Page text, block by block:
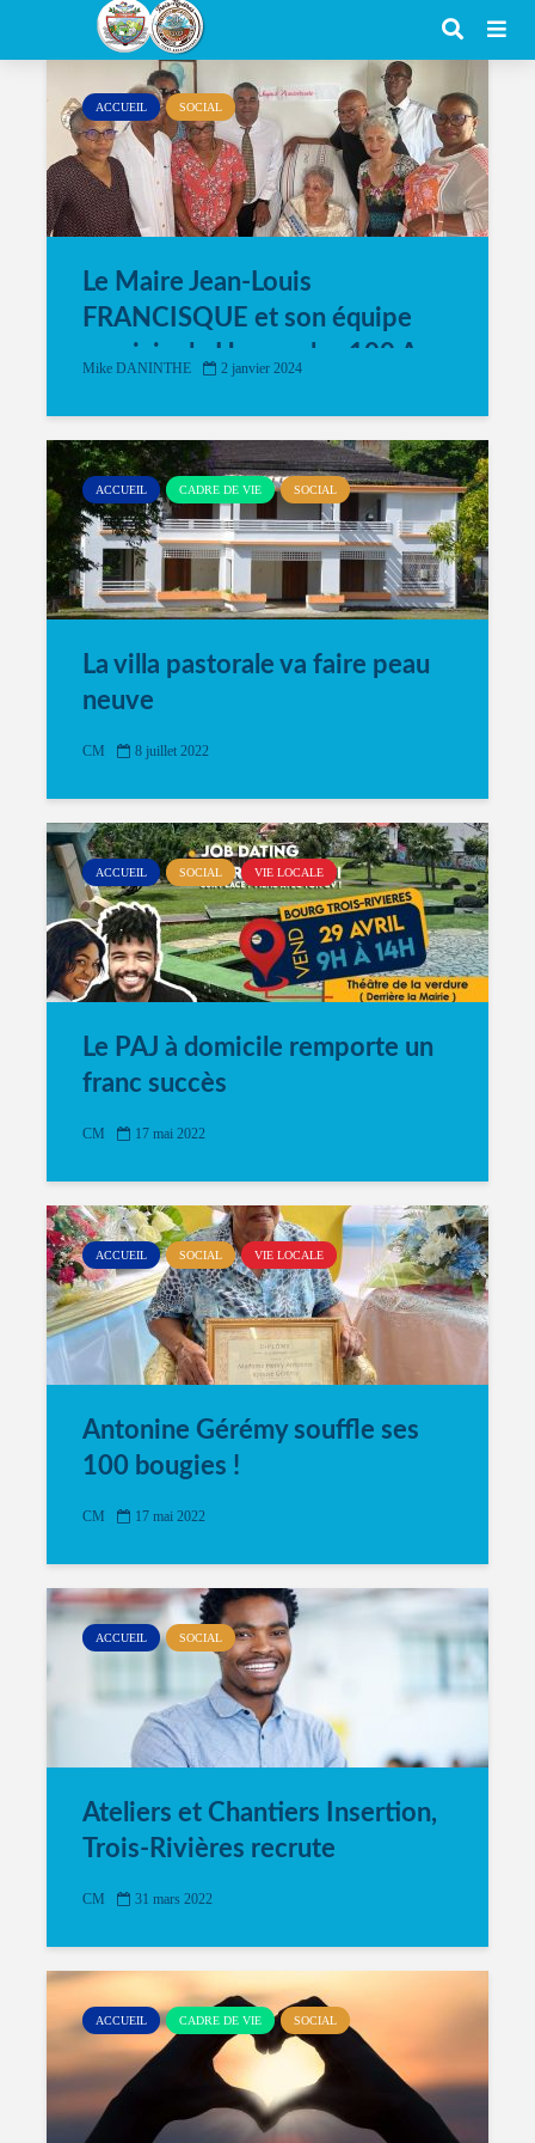
Category - Social
ACCUEIL SOCIAL
Le Maire Jean-Louis
FRANCISQUE et son équipe
municipale Honore les 100 Ans
Mike DANINTHE 2 janvier 2024
ACCUEIL CADRE DE VIE SOCIAL
La villa pastorale va faire peau
neuve
CM 8 juillet 2022
ACCUEIL SOCIAL VIE LOCALE
Le PAJ à domicile remporte un
franc succès
CM 17 mai 2022
ACCUEIL SOCIAL VIE LOCALE
Antonine Gérémy souffle ses
100 bougies !
CM 17 mai 2022
ACCUEIL SOCIAL
Ateliers et Chantiers Insertion,
Trois-Rivières recrute
CM 31 mars 2022
ACCUEIL CADRE DE VIE SOCIAL